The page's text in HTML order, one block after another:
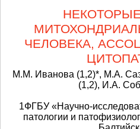
ЧЕЛОВЕКА,
М.М. Иванова (1,2)*, М.А.
(1,2), И.А.
1ФГБУ «Научно-
патологии и